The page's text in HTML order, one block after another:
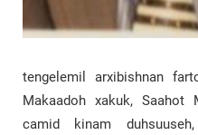
tengelemil arxibishnan
Makaadoh xakuk, Saahot
camid kinam